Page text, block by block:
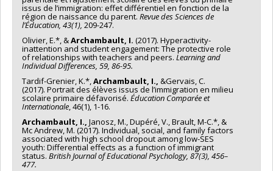
issus de l’immigration: effet différentiel en fonction de la
région de naissance du parent. Revue des Sciences de
l’Éducation, 43(1), 209-247.
Olivier, E.*, &Archambault, I. (2017). Hyperactivity-
inattention and student engagement: The protective role
of relationships with teachers and peers. Learningand
Individual Differences, 59, 86-95.
Tardif-Grenier, K.*,Archambault, I., &Gervais, C.
(2017). Portrait des élèves issus de l’immigration en milieu
scolaire primaire défavorisé. Éducation Comparée et
Internationale, 46(1), 1-16.
Archambault, I., Janosz, M., Dupéré, V., Brault, M-C.*, &
Mc Andrew, M. (2017). Individual, social, and family factors
associated with high school dropout among low-SES
youth: Differential effects as a function of immigrant
status. British Journal of EducationalPsychology, 87(3), 456–
477.